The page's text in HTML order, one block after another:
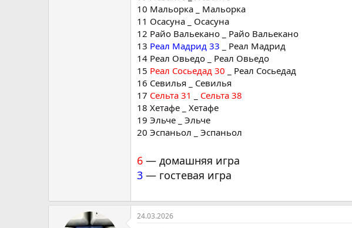
10 Мальорка _ Мальорка
11 Осасуна _ Осасуна
12 Райо Вальекано _ Райо Вальекано
13 Реал Мадрид 33 _ Реал Мадрид
14 Реал Овьедо _ Реал Овьедо
15 Реал Сосьедад 30 _ Реал Сосьедад
16 Севилья _ Севилья
17 Сельта 31
Сельта 38
18 Хетафе _ Хетафе
19 Эльче _ Эльче
20 Эспаньол _ Эспаньол
6 — домашняя игра
3 — гостевая игра
24.03.2026